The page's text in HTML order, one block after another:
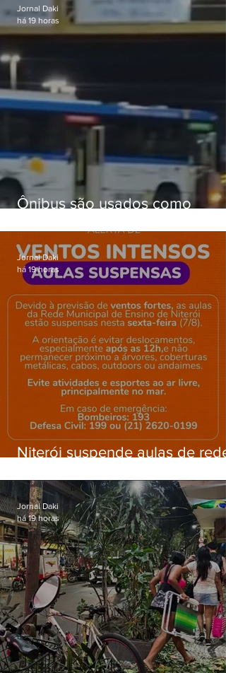
Ônibus são usados como
Gardênia Azul
Jornal Daki
há 19 horas
Niterói suspende aulas de rede
ventos fortes nesta sexta (7)
Jornal Daki
há 19 horas
Jornal Daki
há 19 horas